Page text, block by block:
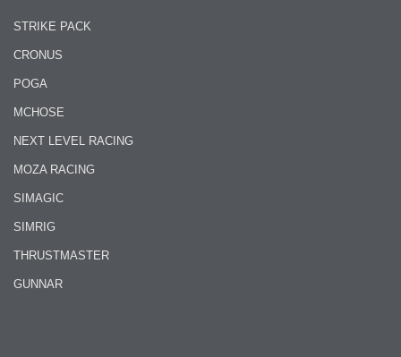
STRIKE PACK
CRONUS
POGA
MCHOSE
NEXT LEVEL RACING
MOZA RACING
SIMAGIC
SIMRIG
THRUSTMASTER
GUNNAR